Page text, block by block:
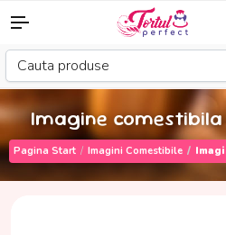
Imagine comestibila
Pagina Start Imagini Comestibile